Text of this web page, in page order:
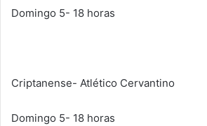
Domingo 5- 18 horas
Criptanense- Atlético Cervantino
Domingo 5- 18 horas